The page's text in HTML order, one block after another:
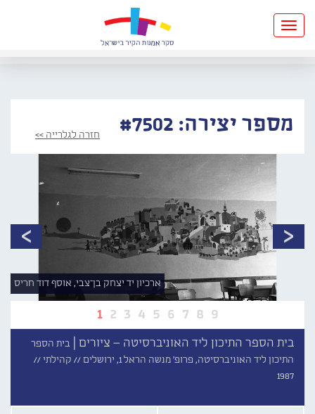
Toggle
navigation
מספר יצירה: #7502 חזרה לגלרייה >>
1 2 3 4 5 6 7 8 9
ארכיון יד יצחק בן־צבי, אוסף דוד חריס
בית הספר התיכון ליד האוניברסיטה – ציורים | בית הספר
התיכון ליד האוניברסיטה, פרופ' מנשה הראל 1, ירושלים //
קהילתי //
1987